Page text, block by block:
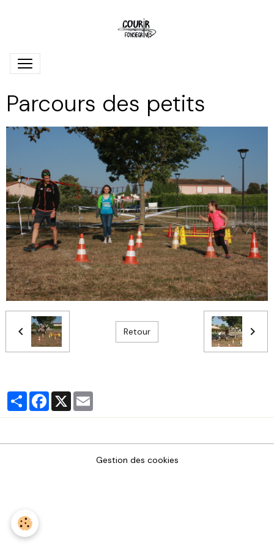
Parcours des petits
Retour
PartagerFacebook
X
Gestion des cookies